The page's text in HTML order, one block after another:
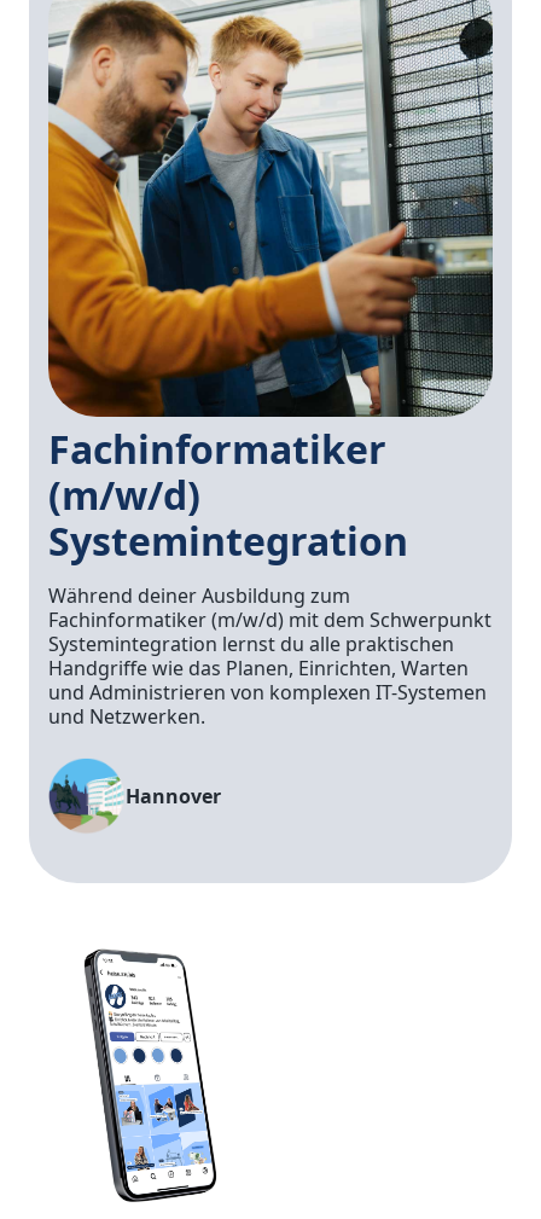
Fachinformatiker
(m/w/d)
Systemintegration
Während deiner Ausbildung zum
Fachinformatiker (m/w/d) mit dem Schwerpunkt
Systemintegration lernst du alle praktischen
Handgriffe wie das Planen, Einrichten, Warten
und Administrieren von komplexen IT-Systemen
und Netzwerken.
Hannover